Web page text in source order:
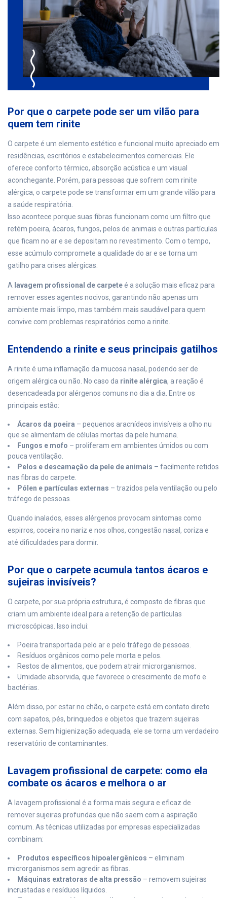
Por que o carpete pode ser um vilão para
quem tem rinite
O carpete é um elemento estético e funcional muito apreciado em
residências, escritórios e estabelecimentos comerciais. Ele
oferece conforto térmico, absorção acústica e um visual
aconchegante. Porém, para pessoas que sofrem com rinite
alérgica, o carpete pode se transformar em um grande vilão para
a saúde respiratória.
Isso acontece porque suas fibras funcionam como um filtro que
retém poeira, ácaros, fungos, pelos de animais e outras partículas
que ficam no ar e se depositam no revestimento. Com o tempo,
esse acúmulo compromete a qualidade do ar e se torna um
gatilho para crises alérgicas.
A lavagem profissional de carpeteé a solução mais eficaz para
remover esses agentes nocivos, garantindo não apenas um
ambiente mais limpo, mas também mais saudável para quem
convive com problemas respiratórios como a rinite.
Entendendo a rinite e seus principais gatilhos
A rinite é uma inflamação da mucosa nasal, podendo ser de
origem alérgica ou não. No caso da rinite alérgica, a reação é
desencadeada por alérgenos comuns no dia a dia. Entre os
principais estão:
Ácaros da poeira – pequenos aracnídeos invisíveis a olho nu
que se alimentam de células mortas da pele humana.
Fungos e mofo – proliferam em ambientes úmidos ou com
pouca ventilação.
Pelos e descamação da pele de animais – facilmente retidos
nas fibras do carpete.
Pólen e partículas externas – trazidos pela ventilação ou pelo
tráfego de pessoas.
Quando inalados, esses alérgenos provocam sintomas como
espirros, coceira no nariz e nos olhos, congestão nasal, coriza e
até dificuldades para dormir.
Por que o carpete acumula tantos ácaros e
sujeiras invisíveis?
O carpete, por sua própria estrutura, é composto de fibras que
criam um ambiente ideal para a retenção de partículas
microscópicas. Isso inclui:
Poeira transportada pelo ar e pelo tráfego de pessoas.
Resíduos orgânicos como pele morta e pelos.
Restos de alimentos, que podem atrair microrganismos.
Umidade absorvida, que favorece o crescimento de mofo e
bactérias.
Além disso, por estar no chão, o carpete está em contato direto
com sapatos, pés, brinquedos e objetos que trazem sujeiras
externas. Sem higienização adequada, ele se torna um verdadeiro
reservatório de contaminantes.
Lavagem profissional de carpete: como ela
combate os ácaros e melhora o ar
A lavagem profissional é a forma mais segura e eficaz de
remover sujeiras profundas que não saem com a aspiração
comum. As técnicas utilizadas por empresas especializadas
combinam:
Produtos específicos hipoalergênicos – eliminam
microrganismos sem agredir as fibras.
Máquinas extratoras de alta pressão – removem sujeiras
incrustadas e resíduos líquidos.